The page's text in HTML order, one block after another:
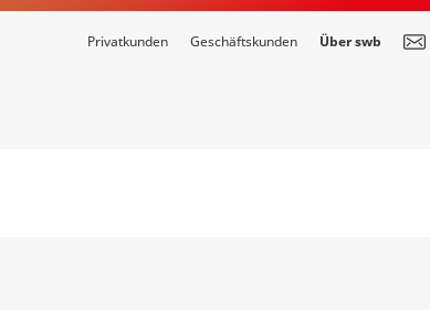
Privatkunden Geschäftskunden Über swb